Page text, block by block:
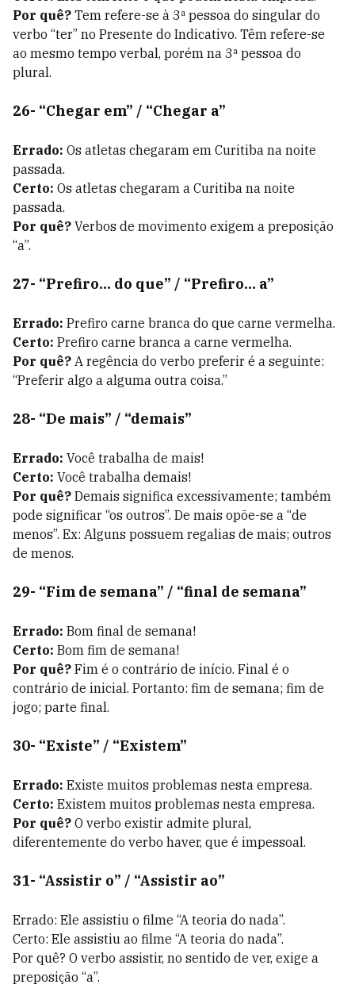
Por quê? Tem refere-se à 3ª pessoa do singular do
verbo “ter” no Presente do Indicativo. Têm refere-se
ao mesmo tempo verbal, porém na 3ª pessoa do
plural.
26- “Chegar em” / “Chegar a”
Errado: Os atletas chegaram em Curitiba na noite
passada.
Certo: Os atletas chegaram a Curitiba na noite
passada.
Por quê? Verbos de movimento exigem a preposição
“a”.
27- “Prefiro... do que” / “Prefiro... a”
Errado: Prefiro carne branca do que carne vermelha.
Certo: Prefiro carne branca a carne vermelha.
Por quê? A regência do verbo preferir é a seguinte:
“Preferir algo a alguma outra coisa.”
28- “De mais” / “demais”
Errado: Você trabalha de mais!
Certo: Você trabalha demais!
Por quê? Demais significa excessivamente; também
pode significar “os outros”. De mais opõe-se a “de
menos”. Ex: Alguns possuem regalias de mais; outros
de menos.
29- “Fim de semana” / “final de semana”
Errado: Bom final de semana!
Certo: Bom fim de semana!
Por quê? Fim é o contrário de início. Final é o
contrário de inicial. Portanto: fim de semana; fim de
jogo; parte final.
30- “Existe” / “Existem”
Errado: Existe muitos problemas nesta empresa.
Certo: Existem muitos problemas nesta empresa.
Por quê? O verbo existir admite plural,
diferentemente do verbo haver, que é impessoal.
31- “Assistir o” / “Assistir ao”
Errado: Ele assistiu o filme “A teoria do nada”.
Certo: Ele assistiu ao filme “A teoria do nada”.
Por quê? O verbo assistir, no sentido de ver, exige a
preposição “a”.